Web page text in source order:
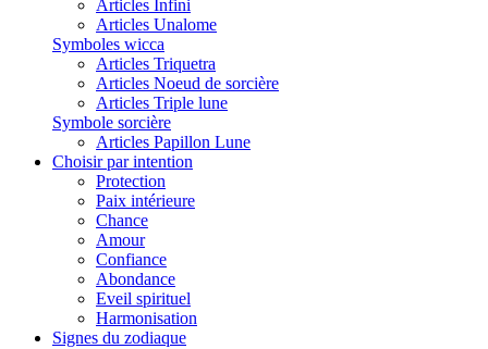
Articles Infini
Articles Unalome
Symboles wicca
Articles Triquetra
Articles Noeud de sorcière
Articles Triple lune
Symbole sorcière
Articles Papillon Lune
Choisir par intention
Protection
Paix intérieure
Chance
Amour
Confiance
Abondance
Eveil spirituel
Harmonisation
Signes du zodiaque